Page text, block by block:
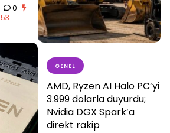
0
53
GENEL
AMD, Ryzen AI Halo PC’yi
3.999 dolarla duyurdu;
Nvidia DGX Spark’a
direkt rakip